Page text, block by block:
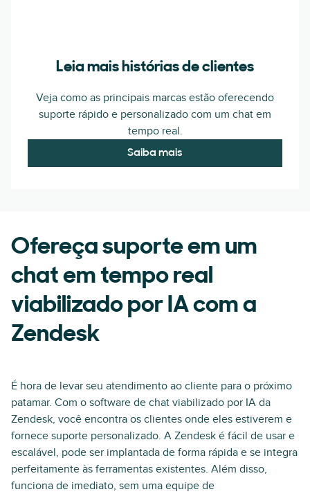
Leia mais histórias de clientes
Veja como as principais marcas estão oferecendo
suporte rápido e personalizado com um chat em
tempo real.
Saiba mais
Ofereça suporte em um
chat em tempo real
viabilizado por IA com a
Zendesk
É hora de levar seu atendimento ao cliente para o próximo
patamar. Com o software de chat viabilizado por IA da
Zendesk, você encontra os clientes onde eles estiverem e
fornece suporte personalizado. A Zendesk é fácil de usar e
escalável, pode ser implantada de forma rápida e se integra
perfeitamente às ferramentas existentes. Além disso,
funciona de imediato, sem uma equipe de